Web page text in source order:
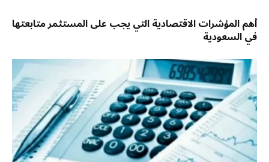
أهم المؤشرات الاقتصادية التي يجب على المستثمر متابعتها
في السعودية